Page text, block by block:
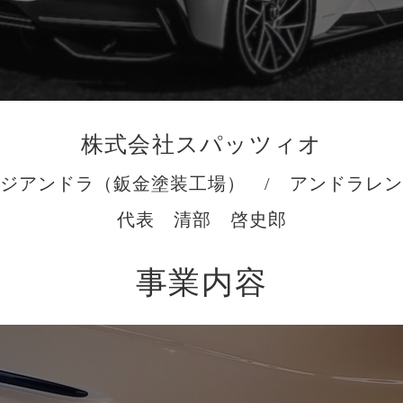
株式会社スパッツィオ
アンドラ（鈑金塗装工場） / アンドラレ
代表 清部 啓史郎
事業内容